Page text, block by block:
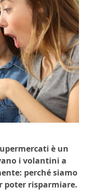
è un
i volantini a
perché siamo
poter risparmiare.